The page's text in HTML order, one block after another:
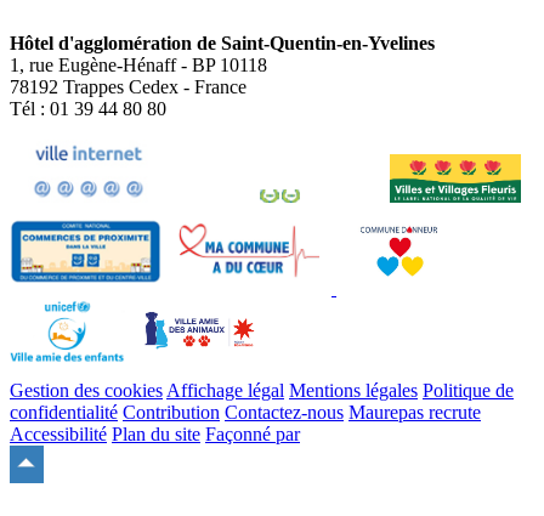
Hôtel d'agglomération de Saint-Quentin-en-Yvelines
1, rue Eugène-Hénaff - BP 10118
78192 Trappes Cedex - France
Tél : 01 39 44 80 80
Gestion des cookies Affichage légal Mentions légales Politique de
confidentialité Contribution Contactez-nous Maurepas recrute
Accessibilité Plan du site Façonné par